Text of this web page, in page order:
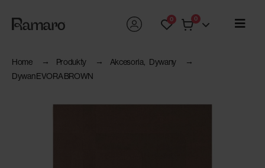
0 0
Home Produkty Akcesoria
Dywany
Dywan EVORA BROWN